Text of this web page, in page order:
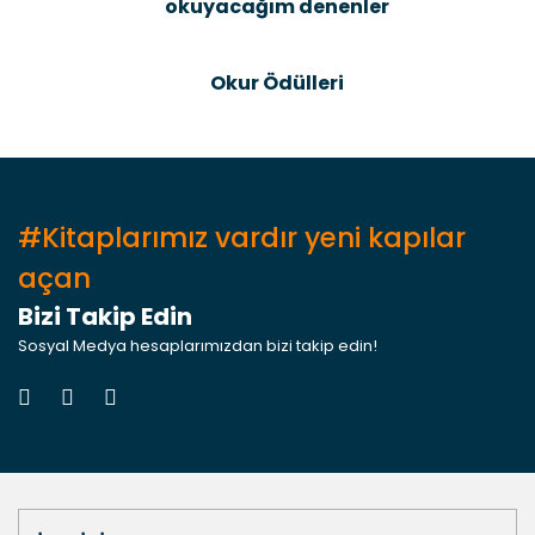
okuyacağım denenler
Okur Ödülleri
#Kitaplarımız vardır yeni kapılar
açan
Bizi Takip Edin
Sosyal Medya hesaplarımızdan bizi takip edin!